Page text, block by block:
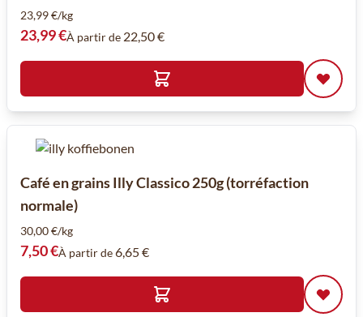
23,99 €/kg
23,99 €À partir de 22,50 €
Café en grains Illy Classico 250g (torréfaction
normale)
30,00 €/kg
7,50 €À partir de6,65 €